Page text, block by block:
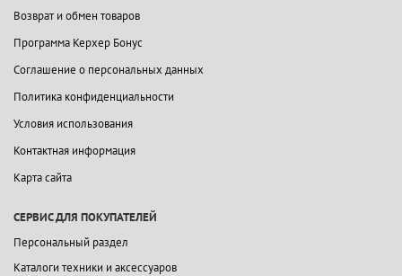
Возврат и обмен товаров
Программа Керхер Бонус
Соглашение о персональных данных
Политика конфиденциальности
Условия использования
Контактная информация
Карта сайта
СЕРВИС ДЛЯ ПОКУПАТЕЛЕЙ
Персональный раздел
Каталоги техники и аксессуаров